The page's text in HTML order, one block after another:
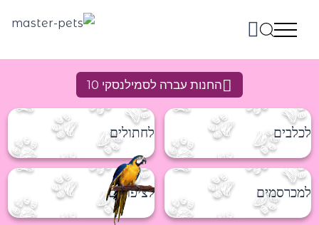
לתוכן
החנות עברה לסמילנסקי 10
לכלבים לחתולים
למכרסמים לציפורים